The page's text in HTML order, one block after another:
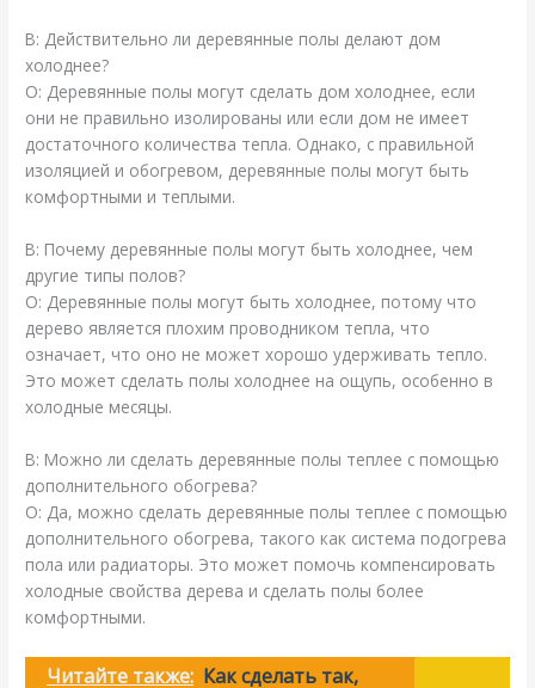
В: Действительно ли деревянные полы делают дом
холоднее?
О: Деревянные полы могут сделать дом холоднее, если
они не правильно изолированы или если дом не имеет
достаточного количества тепла. Однако, с правильной
изоляцией и обогревом, деревянные полы могут быть
комфортными и теплыми.
В: Почему деревянные полы могут быть холоднее, чем
другие типы полов?
О: Деревянные полы могут быть холоднее, потому что
дерево является плохим проводником тепла, что
означает, что оно не может хорошо удерживать тепло.
Это может сделать полы холоднее на ощупь, особенно в
холодные месяцы.
В: Можно ли сделать деревянные полы теплее с помощью
дополнительного обогрева?
О: Да, можно сделать деревянные полы теплее с помощью
дополнительного обогрева, такого как система подогрева
пола или радиаторы. Это может помочь компенсировать
холодные свойства дерева и сделать полы более
комфортными.
Читайте также: Как сделать так,